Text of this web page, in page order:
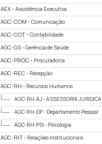
AEX - Assistência Executiva
AGC-COM - Comunicação
AGC-COT - Contabilidade
AGC-GS - Gerência de Saúde
AGC-PROC - Procuradoria
AGC-REC - Recepção
AGC-RH - Recursos Humanos
AGC-RH-AJ -ASSESSORIA JURIDICA
AGC-RH-DP - Departamento Pessoal
AGC-RH-PSI - Psicologia
AGC-RIT - Relações Institucionais